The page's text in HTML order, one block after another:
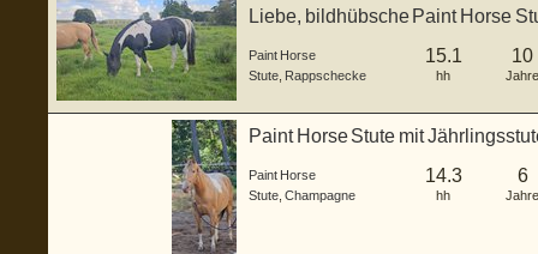
Liebe, bildhübsche Paint Horse
Paint Horse
Stute Rappschecke
15.1
hh
10
Jahre
Paint Horse Stute mit
Paint Horse
Stute Champagne
14.3
hh
6
Jahre